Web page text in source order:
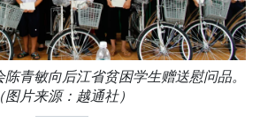
青敏向后江省贫困学生赠送慰问品。
（图片来源：越通社）